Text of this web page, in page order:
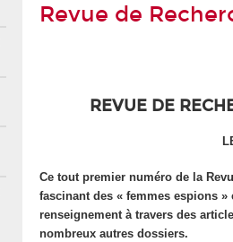
Revue de
REVUE DE
Ce tout premier numéro de la
fascinant des «femmes espions
renseignement à travers des
nombreux autres dossiers.